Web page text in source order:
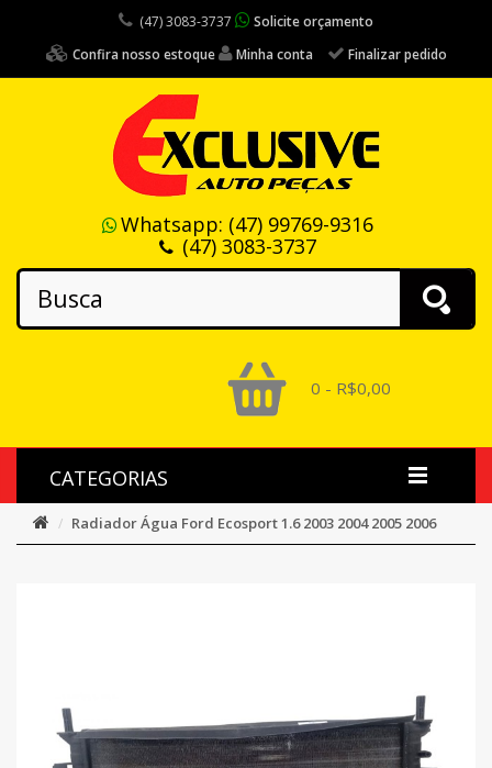
(47) 3083-3737
Solicite orçamento
Confira nosso estoque
Minha conta Finalizar pedido
Whatsapp: (47) 99769-9316
(47) 3083-3737
0 - R$0,00
CATEGORIAS
Radiador Água Ford Ecosport 1.6 2003 2004 2005 2006